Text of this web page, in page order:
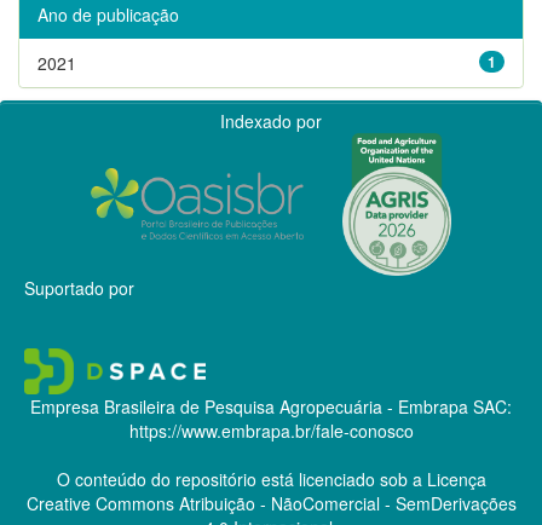
Ano de publicação
1
2021
Indexado por
Suportado por
Empresa Brasileira de Pesquisa Agropecuária - Embrapa SAC:
https://www.embrapa.br/fale-conosco
O conteúdo do repositório está licenciado sob a Licença
Creative CommonsAtribuição - NãoComercial - SemDerivações